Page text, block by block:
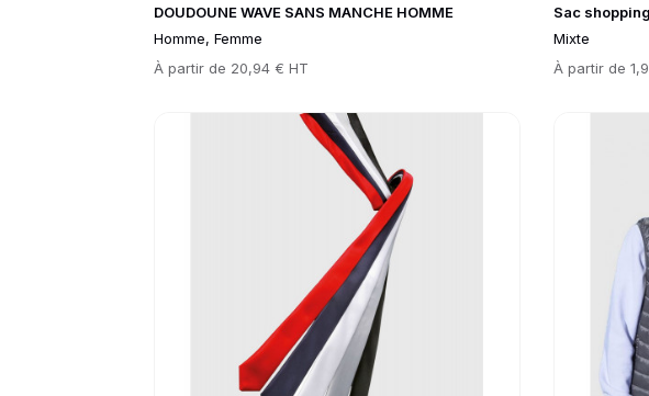
DOUDOUNE WAVE SANS MANCHE HOMME
Homme, Femme
Prix
À partir de 20,94 € HT
Sac
Mixte
Prix
À partir de
Go to product page Go to